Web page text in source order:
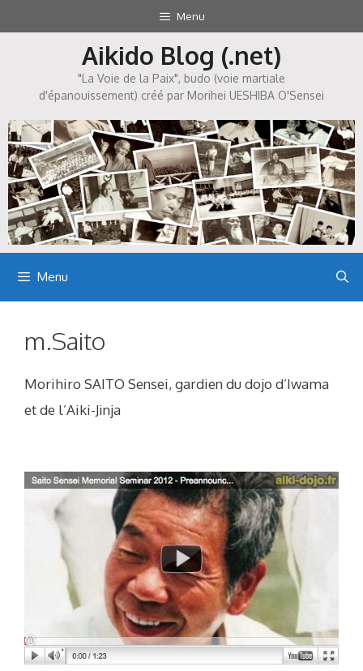
au
Menu
Aikido Blog (.net)
"La Voie de la Paix", budo (voie martiale
d'épanouissement) créé par Morihei UESHIBA O'Sensei
Menu
m.Saito
Morihiro SAITO Sensei, gardien du dojo d’Iwama
et de l’Aiki-Jinja